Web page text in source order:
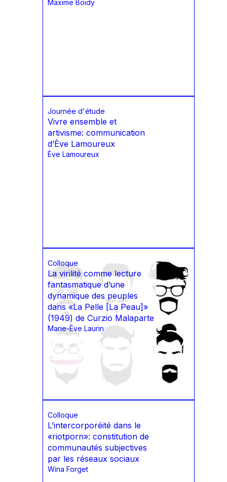
Maxime Boidy
Journée d'étude
Vivre ensemble et
artivisme: communication
d’Ève Lamoureux
Ève Lamoureux
Colloque
La virilité comme lecture
fantasmatique d’une
dynamique des peuples
dans «La Pelle [La Peau]»
(1949) de Curzio Malaparte
Marie-Ève Laurin
Colloque
L’intercorporéité dans le
«riotporn»: constitution de
communautés subjectives
par les réseaux sociaux
Wina Forget